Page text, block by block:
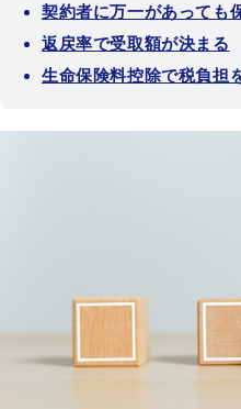
契約者に万一があっても
返戻率で受取額が決まる
生命保険料控除で税負担